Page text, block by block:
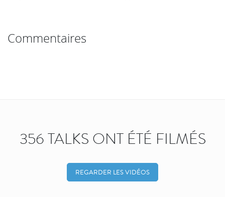
Commentaires
356 TALKS ONT ÉTÉ FILMÉS
REGARDER LES VIDÉOS